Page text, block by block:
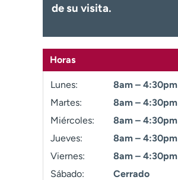
de su visita.
Horas
Lunes:
8am – 4:30pm
Martes:
8am – 4:30pm
Miércoles:
8am – 4:30pm
Jueves:
8am – 4:30pm
Viernes:
8am – 4:30pm
Sábado:
Cerrado